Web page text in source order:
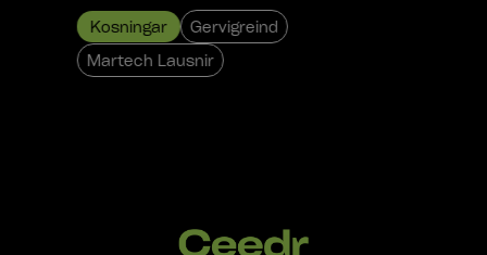
Kosningar
Gervigreind
Martech Lausnir